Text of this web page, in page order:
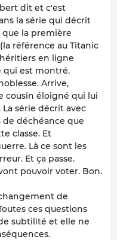
dit et c'est
la série qui décrit
la première
référence au Titanic
en ligne
qui est montré.
Arrive,
cousin éloigné qui lui
série décrit avec
de déchéance que
classe. Et
Là ce sont les
Et ça passe.
pouvoir voter. Bon.
de
ces questions
subtilité et elle ne